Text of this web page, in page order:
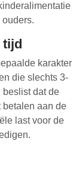
tijd
karakter
die slechts 3-
beslist dat de
betalen aan de
last voor de